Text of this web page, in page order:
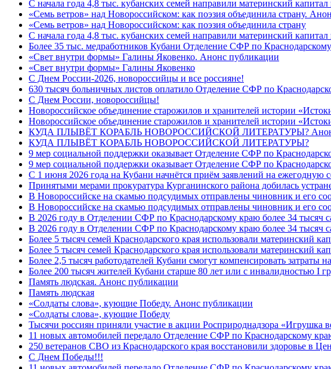
С начала года 4,8 тыс. кубанских семей направили материнский
«Семь ветров» над Новороссийском: как поэзия объединила страну.
«Семь ветров» над Новороссийском: как поэзия объединила страну
С начала года 4,8 тыс. кубанских семей направили материнский
Более 35 тыс. медработников Кубани Отделение СФР по
«Свет внутри формы» Галины Яковенко. Анонс публикации
«Свет внутри формы» Галины Яковенко
C Днем России-2026, новороссийцы и все россияне!
630 тысяч больничных листов оплатило Отделение СФР по
C Днем России, новороссийцы!
Новороссийское объединение старожилов и хранителей истории
Новороссийское объединение старожилов и хранителей истории
КУДА ПЛЫВЁТ КОРАБЛЬ НОВОРОССИЙСКОЙ ЛИТЕРАТУРЫ? Анонс
КУДА ПЛЫВЁТ КОРАБЛЬ НОВОРОССИЙСКОЙ ЛИТЕРАТУРЫ?
9 мер социальной поддержки оказывает Отделение СФР по
9 мер социальной поддержки оказывает Отделение СФР по
С 1 июня 2026 года на Кубани начнётся приём заявлений на ежегодную
Принятыми мерами прокуратура Курганинского района добилась
В Новороссийске на скамью подсудимых отправлены чиновник и его
В Новороссийске на скамью подсудимых отправлены чиновник и его
В 2026 году в Отделении СФР по Краснодарскому краю более 34
В 2026 году в Отделении СФР по Краснодарскому краю более 34
Более 5 тысяч семей Краснодарского края использовали материнский
Более 5 тысяч семей Краснодарского края использовали материнский
Более 2,5 тысяч работодателей Кубани смогут компенсировать затраты
Более 200 тысяч жителей Кубани старше 80 лет или с инвалидностью I
Память людская. Анонс публикации
Память людская
«Солдаты слова», кующие Победу. Анонс публикации
«Солдаты слова», кующие Победу
Тысячи россиян приняли участие в акции Росприроднадзора «Игрушка
11 новых автомобилей передало Отделение СФР по Краснодарскому
250 ветеранов СВО из Краснодарского края восстановили здоровье в
С Днем Победы!!!